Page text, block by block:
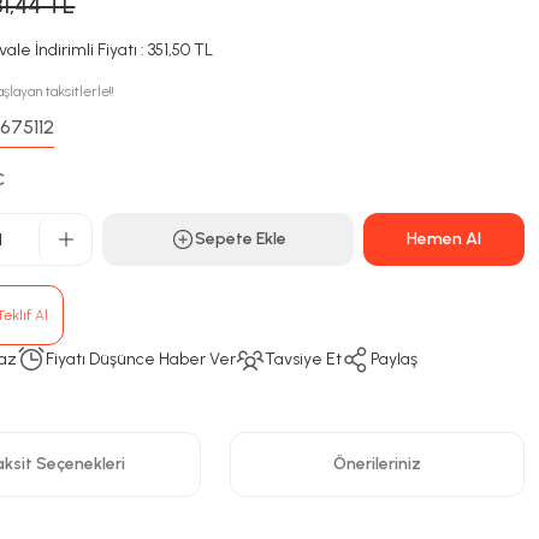
İndirimli Fiyatı : 351,50 TL
taksitlerle!!
675112
Sepete Ekle Hemen Al
Al
Fiyatı Düşünce Haber Ver Tavsiye Et Paylaş
Seçenekleri Önerileriniz